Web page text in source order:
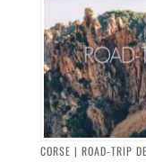
CORSE | ROAD-TRIP